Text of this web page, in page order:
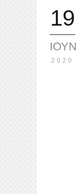
19
ΙΟΎΝ
2020